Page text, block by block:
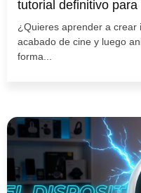
tutorial definitivo
¿Quieres aprender a crear
acabado de cine y luego
forma...